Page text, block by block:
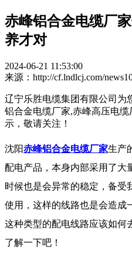
赤峰铝合金电缆厂
养才对
2024-06-21 11:53:00
来源：http://cf.lndlcj.com/
辽宁乐胜电缆集团有限公司为
铝合金电缆厂家,赤峰高压电
示，敬请关注！
沈阳赤峰铝合金电缆厂家生产
配电产品，本身内部采用了大
时候也是会异常的稳定，备受
使用，这样的线路也是会造成
这种类型的配电线路应该如何
了解一下吧！